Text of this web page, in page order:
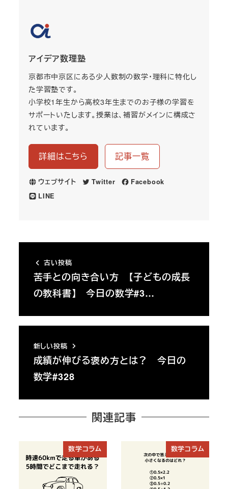
アイデア数理塾
京都市中京区にある少人数制の数学・理科に特化し
た学習塾です。
小学校1年生から高校3年生までのお子様の学習を
サポートいたします。授業は、補習がメインに構成さ
れています。
詳細はこちら 記事一覧
ウェブサイト Twitter
Facebook
LINE
古い投稿
苦手との向き合い方 【子どもの成長
の教科書】 今日の数学#3…
新しい投稿
成績が伸びる褒め方とは？ 今日の
数学#328
関連記事
数学コラム 数学コラム